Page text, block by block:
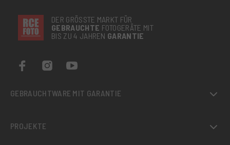
DER GRÖSSTE MARKT FÜR
GEBRAUCHTE FOTOGERÄTE MIT
BIS ZU 4 JAHREN GARANTIE
GEBRAUCHTWARE MIT GARANTIE
PROJEKTE